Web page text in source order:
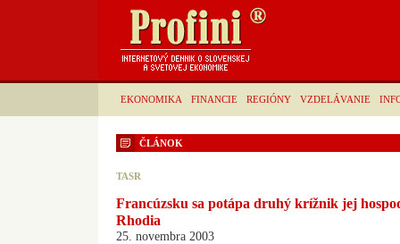
EKONOMIKA FINANCIE REGIÓNY VZDELÁVANIE
ČLÁNOK
TASR
Francúzsku sa potápa druhý krížnik jej
Rhodia
25. novembra 2003